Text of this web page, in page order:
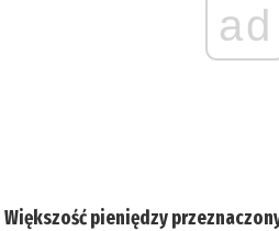
ad
Większość pieniędzy